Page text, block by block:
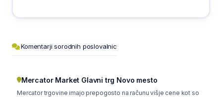
Komentarji sorodnih poslovalnic
Mercator Market Glavni trg Novo mesto
Mercator trgovine imajo prepogosto na računu višje cene kot so